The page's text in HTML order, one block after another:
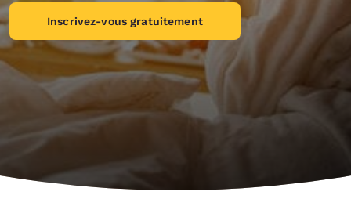
Inscrivez-vous gratuitement